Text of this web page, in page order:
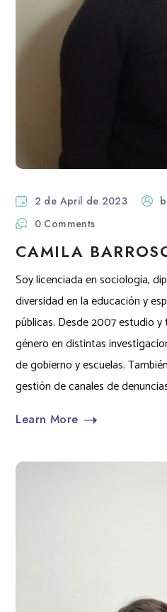
2 de April de 2023
0 Comments
CAMILA
Soy licenciada en sociología,
diversidad en la educación y
públicas. Desde 2007 estudio
género en distintas
de gobierno y escuelas.
gestión de canales de
Learn More